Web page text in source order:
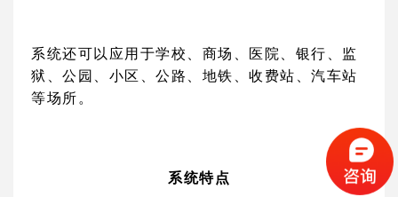
系统还可以应用于学校、商场、医院、银行、监
狱、公园、小区、公路、地铁、收费站、汽车站
等场所。
系统特点